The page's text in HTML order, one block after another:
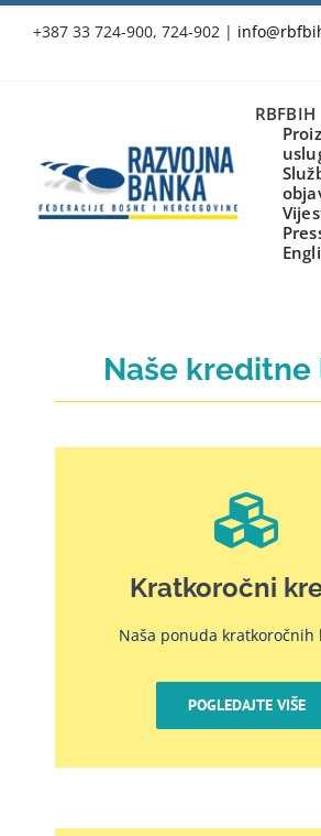
+387 33 724-900, 724-902 |
RBFBIH
Naše kreditne
Kratkoročni
Naša ponuda kratkoročnih
POGLEDAJTE VIŠE